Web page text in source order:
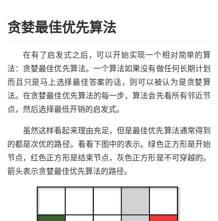
贪婪最佳优先算法
在有了启发式之后，可以开始实现一个相对简单的算
法：贪婪最佳优先算法。一个算法如果没有做任何长期计划
而且只是马上选择最佳答案的话，则可以被认为是贪婪算
法。在贪婪最佳优先算法的每一步，算法会先看所有邻近节
点，然后选择最低开销的启发式。
虽然这样看起来理由充足，但是最佳优先算法通常得到
的都是次优的路径。看看下图中的表示。绿色正方形是开始
节点，红色正方形是结束节点，灰色正方形是不可穿越的。
箭头表示贪婪最佳优先算法的路径。